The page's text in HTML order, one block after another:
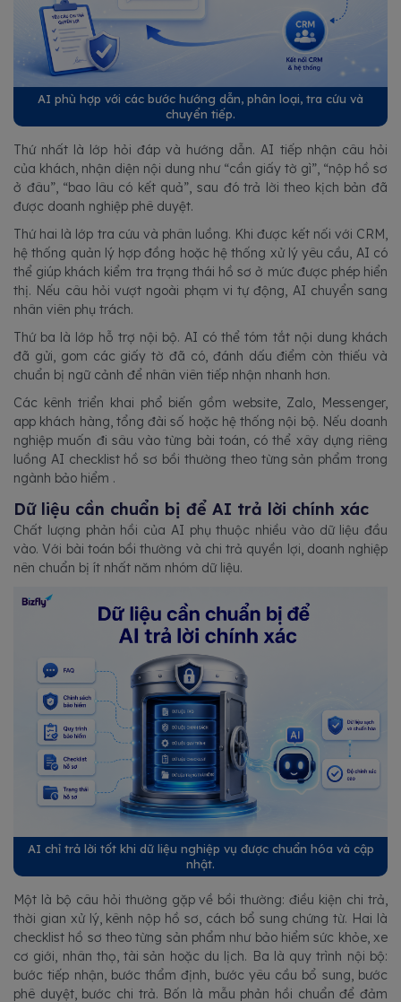
AI phù hợp với các bước hướng dẫn, phân loại, tra cứu và
chuyển tiếp.
Thứ nhất là lớp hỏi đáp và hướng dẫn. AI tiếp nhận câu hỏi
của khách, nhận diện nội dung như “cần giấy tờ gì”, “nộp hồ sơ
ở đâu”, “bao lâu có kết quả”, sau đó trả lời theo kịch bản đã
được doanh nghiệp phê duyệt.
Thứ hai là lớp tra cứu và phân luồng. Khi được kết nối với CRM,
hệ thống quản lý hợp đồng hoặc hệ thống xử lý yêu cầu, AI có
thể giúp khách kiểm tra trạng thái hồ sơ ở mức được phép hiển
thị. Nếu câu hỏi vượt ngoài phạm vi tự động, AI chuyển sang
nhân viên phụ trách.
Thứ ba là lớp hỗ trợ nội bộ. AI có thể tóm tắt nội dung khách
đã gửi, gom các giấy tờ đã có, đánh dấu điểm còn thiếu và
chuẩn bị ngữ cảnh để nhân viên tiếp nhận nhanh hơn.
Các kênh triển khai phổ biến gồm website, Zalo, Messenger,
app khách hàng, tổng đài số hoặc hệ thống nội bộ. Nếu doanh
nghiệp muốn đi sâu vào từng bài toán, có thể xây dựng riêng
luồng AI checklist hồ sơ bồi thường theo từng sản phẩm trong
ngành bảo hiểm .
Dữ liệu cần chuẩn bị để AI trả lời chính xác
Chất lượng phản hồi của AI phụ thuộc nhiều vào dữ liệu đầu
vào. Với bài toán bồi thường và chi trả quyền lợi, doanh nghiệp
nên chuẩn bị ít nhất năm nhóm dữ liệu.
AI chỉ trả lời tốt khi dữ liệu nghiệp vụ được chuẩn hóa và cập
nhật.
Một là bộ câu hỏi thường gặp về bồi thường: điều kiện chi trả,
thời gian xử lý, kênh nộp hồ sơ, cách bổ sung chứng từ. Hai là
checklist hồ sơ theo từng sản phẩm như bảo hiểm sức khỏe, xe
cơ giới, nhân thọ, tài sản hoặc du lịch. Ba là quy trình nội bộ:
bước tiếp nhận, bước thẩm định, bước yêu cầu bổ sung, bước
phê duyệt, bước chi trả. Bốn là mẫu phản hồi chuẩn để đảm